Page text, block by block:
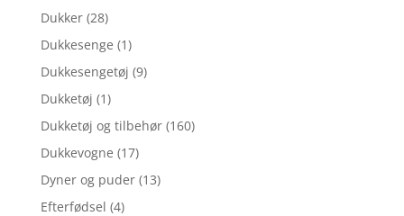
Dukker (28)
Dukkesenge (1)
Dukkesengetøj (9)
Dukketøj (1)
Dukketøj og tilbehør (160)
Dukkevogne (17)
Dyner og puder (13)
Efterfødsel (4)